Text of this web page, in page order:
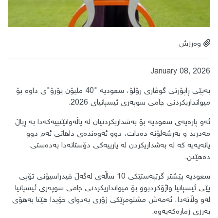
وەرزش
January 08, 2026
بەپێی ڕاپۆرتی گوڤاری رۆلۆ، سعودیە "40 ملیۆن یۆرۆ"ی داوە بۆ
میوانداریکردنی جامی سوپەری ئیسپانیای 2026.
ئەو پارەیەی سعودیە بۆ بەشداریکردنیان لە پاڵەوانێتییەکەدا بە ڕیاڵ
مەدرید و بەرشەلۆنە دەدات، دوو ئەوەندەی داهاتی ئەم دوو
یانەیەیە کە لە بەشداریکردن لە یارییەکی دۆستانەدا بەدەستی
دەهێنن.
سعودیە پێشتر گرێبەستێکی 10 ساڵەی لەگەڵ فیدراسیۆنی تۆپی
پێی ئیسپانیا واژۆکردبوو بۆ میوانداریکردنی جامی سوپەری ئیسپانیا
لەو وڵاتەدا، ئەمەش مشتومڕێکی زۆری بەدوای خۆیدا هێنا بەهۆی
بەرزی ژمارەکەیەوە.